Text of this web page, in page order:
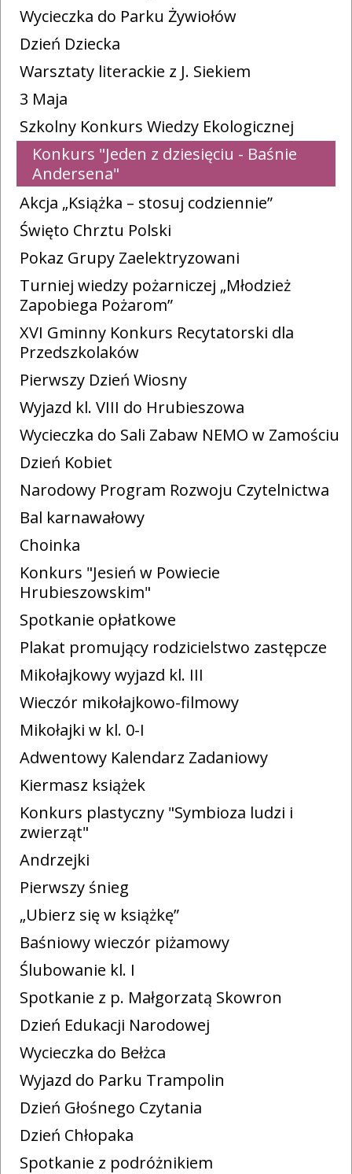
Wycieczka do Parku Żywiołów
Dzień Dziecka
Warsztaty literackie z J. Siekiem
3 Maja
Szkolny Konkurs Wiedzy Ekologicznej
Konkurs "Jeden z dziesięciu - Baśnie
Andersena"
Akcja „Książka – stosuj codziennie”
Święto Chrztu Polski
Pokaz Grupy Zaelektryzowani
Turniej wiedzy pożarniczej „Młodzież
Zapobiega Pożarom”
XVI Gminny Konkurs Recytatorski dla
Przedszkolaków
Pierwszy Dzień Wiosny
Wyjazd kl. VIII do Hrubieszowa
Wycieczka do Sali Zabaw NEMO w Zamościu
Dzień Kobiet
Narodowy Program Rozwoju Czytelnictwa
Bal karnawałowy
Choinka
Konkurs "Jesień w Powiecie
Hrubieszowskim"
Spotkanie opłatkowe
Plakat promujący rodzicielstwo zastępcze
Mikołajkowy wyjazd kl. III
Wieczór mikołajkowo-filmowy
Mikołajki w kl. 0-I
Adwentowy Kalendarz Zadaniowy
Kiermasz książek
Konkurs plastyczny "Symbioza ludzi i
zwierząt"
Andrzejki
Pierwszy śnieg
„Ubierz się w książkę”
Baśniowy wieczór piżamowy
Ślubowanie kl. I
Spotkanie z p. Małgorzatą Skowron
Dzień Edukacji Narodowej
Wycieczka do Bełżca
Wyjazd do Parku Trampolin
Dzień Głośnego Czytania
Dzień Chłopaka
Spotkanie z podróżnikiem